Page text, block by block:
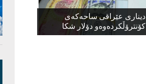
دیناری عێراقی ساحەكەی
كۆنترۆڵكردەوەو دۆلار شكا